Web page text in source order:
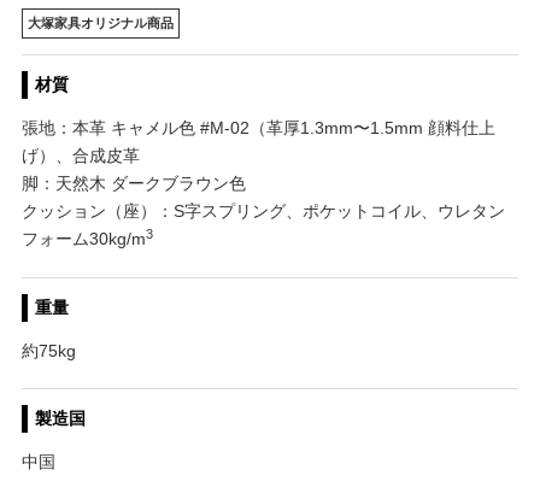
大塚家具オリジナル商品
材質
張地：本革 キャメル色 #M-02（革厚1.3mm〜1.5mm 顔料仕上
げ）、合成皮革
脚：天然木 ダークブラウン色
クッション（座）：S字スプリング、ポケットコイル、ウレタン
フォーム30kg/m3
重量
約75kg
製造国
中国